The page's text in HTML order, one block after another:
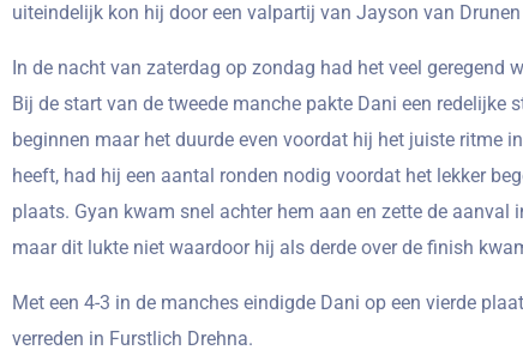
uiteindelijk kon hij door een valpartij van Jayson van
In de nacht van zaterdag op zondag had het veel geregend
Bij de start van de tweede manche pakte Dani een
beginnen maar het duurde even voordat hij het juiste ritme
heeft, had hij een aantal ronden nodig voordat het lekker
plaats. Gyan kwam snel achter hem aan en zette de aanval
maar dit lukte niet waardoor hij als derde over de finish
Met een 4-3 in de manches eindigde Dani op een vierde
verreden in Furstlich Drehna.